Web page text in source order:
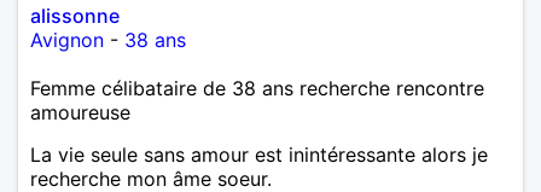
alissonne
Avignon - 38 ans
Femme célibataire de 38 ans recherche rencontre
amoureuse
La vie seule sans amour est inintéressante alors je
recherche mon âme soeur.